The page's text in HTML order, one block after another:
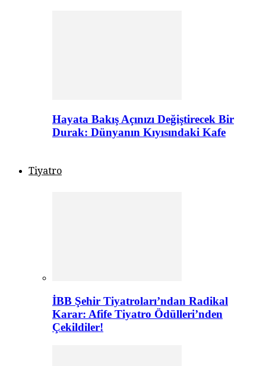
Hayata Bakış Açınızı Değiştirecek Bir
Durak: Dünyanın Kıyısındaki Kafe
Tiyatro
İBB Şehir Tiyatroları’ndan Radikal
Karar: Afife Tiyatro Ödülleri’nden
Çekildiler!